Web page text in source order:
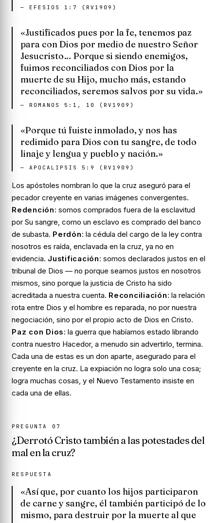
— EFESIOS 1:7 (RV1909)
«Justificados pues por la fe, tenemos paz
para con Dios por medio de nuestro Señor
Jesucristo… Porque si siendo enemigos,
fuimos reconciliados con Dios por la
muerte de su Hijo, mucho más, estando
reconciliados, seremos salvos por su vida.»
— ROMANOS 5:1, 10 (RV1909)
«Porque tú fuiste inmolado, y nos has
redimido para Dios con tu sangre, de todo
linaje y lengua y pueblo y nación.»
— APOCALIPSIS 5:9 (RV1909)
Los apóstoles nombran lo que la cruz aseguró para el
pecador creyente en varias imágenes convergentes.
Redención: somos comprados fuera de la esclavitud
por Su sangre, como un esclavo es comprado del banco
de subasta. Perdón: la cédula del cargo de la ley contra
nosotros es raída, enclavada en la cruz, ya no en
evidencia. Justificación: somos declarados justos en el
tribunal de Dios — no porque seamos justos en nosotros
mismos, sino porque la justicia de Cristo ha sido
acreditada a nuestra cuenta. Reconciliación: la relación
rota entre Dios y el hombre es reparada, no por nuestra
negociación, sino por el propio acto de Dios en Cristo.
Paz con Dios: la guerra que habíamos estado librando
contra nuestro Hacedor, a menudo sin advertirlo, termina.
Cada una de estas es un don aparte, asegurado para el
creyente en la cruz. La expiación no logra solo una cosa;
logra muchas cosas, y el Nuevo Testamento insiste en
cada una de ellas.
PREGUNTA 07
¿Derrotó Cristo también a las potestades del
mal en la cruz?
RESPUESTA
«Así que, por cuanto los hijos participaron
de carne y sangre, él también participó de lo
mismo, para destruir por la muerte al que